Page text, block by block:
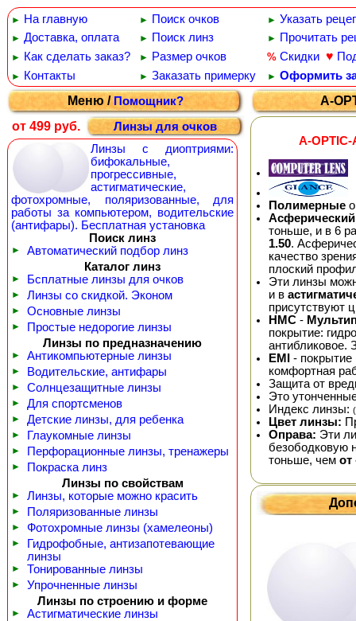
► На главную ► Поиск очков ► Указать
► Доставка, оплата ► Поиск линз ► Прочитать
► Как сделать заказ? ► Размер очков % Скидки ♥
► Контакты ► Заказать примерку ► Оформить
Меню /Помощник?
от 499 руб.
Линзы для очков
Линзы с диоптриями:
бифокальные,
прогрессивные,
астигматические,
фотохромные, поляризованные, для
работы за компьютером, водительские
(антифары). Бесплатная установка
Поиск линз
►
Автоматический подбор линз
Каталог линз
► Бсплатные линзы для очков
► Линзы со скидкой. Эконом
► Основные линзы
►
Простые недорогие линзы
Линзы по предназначению
► Антикомпьютерные линзы
► Водительские, антифары
► Солнцезащитные линзы
► Для спортсменов
► Детские линзы, для ребенка
► Глаукомные линзы
► Перфорационные линзы, тренажеры
►
Покраска линз
Линзы по свойствам
► Линзы, которые можно красить
► Поляризованные линзы
► Фотохромные линзы (хамелеоны)
►
Гидрофобные, антизапотевающие
линзы
► Тонированные линзы
►
Упрочненные линзы
Линзы по строению и форме
► Астигматические линзы
A-
A-OPTIC-
Полимерные
Асферический
тоньше, и в 6
1.50.
качество
плоский
Эти линзы
и в
присутствуют
HMC -
покрытие:
антибликовое.
EMI
-
комфортная
Защита от
Это
Индекс линзы:
Цвет линзы:
Оправа: Эти
безободковую
тоньше, чем от